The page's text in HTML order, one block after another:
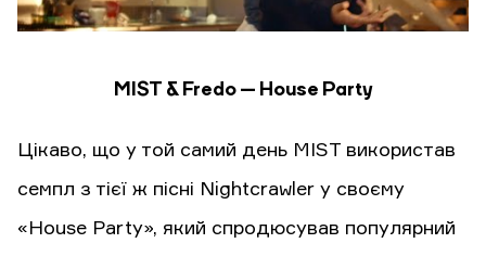
MIST & Fredo — House Party
Цікаво, що у той самий день MIST використав
семпл з тієї ж пісні Nightcrawler у своєму
«House Party», який спродюсував популярний